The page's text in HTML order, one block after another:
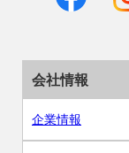
会社情報
企業情報